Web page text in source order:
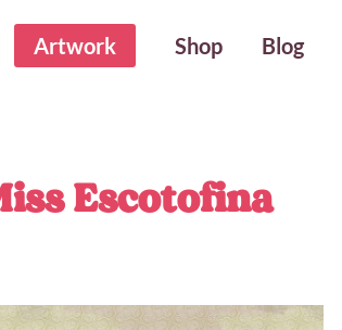
Artwork Shop Blog
Escotofina